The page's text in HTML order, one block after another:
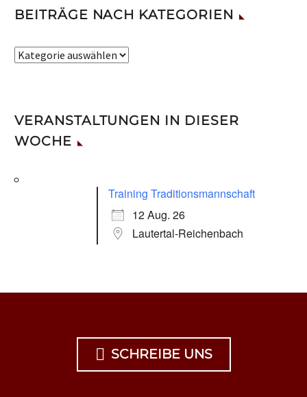
BEITRÄGE NACH KATEGORIEN
Beiträge
VERANSTALTUNGEN IN DIESER
WOCHE
Training Traditionsmannschaft
12 Aug. 26
Lautertal-Reichenbach
 SCHREIBE UNS